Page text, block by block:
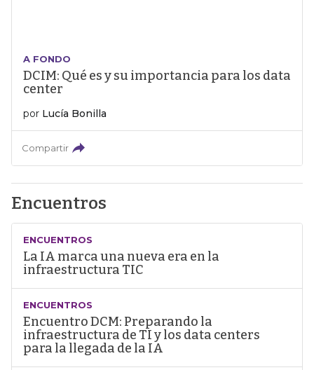
A FONDO
DCIM: Qué es y su importancia para los data
center
por Lucía Bonilla
Compartir
Encuentros
ENCUENTROS
La IA marca una nueva era en la
infraestructura TIC
ENCUENTROS
Encuentro DCM: Preparando la
infraestructura de TI y los data centers
para la llegada de la IA